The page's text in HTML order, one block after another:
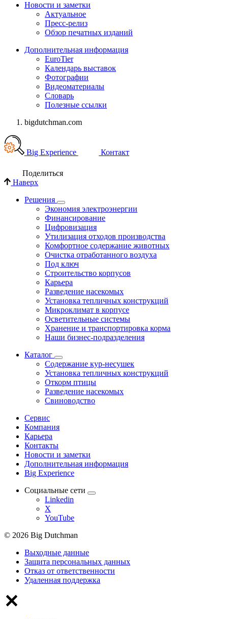
Новости и заметки
Актуальное
Пресс-релиз
Обзор печатных изданий
Дополнительная информация
EuroTier
Календарь выставок
Фотографии
Видеоматериалы
Словарь
Полезные ссылки
bigdutchman.com
Big Experience Контакт
Поделиться
Наверх
Решения
Экономия электроэнергии
Финансирование
Цифровизация
Утилизация отходов производства
Комфортное содержание животных
Очистка отработанного воздуха
Под ключ
Строительство корпусов
Карьера
Разведение насекомых
Установка тепличных конструкций
Микроклимат в корпусе
Осветительные системы
Хранение и транспортировка корма
Наши бизнес-подразделения
Каталог
Содержание кур-несушек
Установка тепличных конструкций
Откорм птицы
Разведение насекомых
Свиноводство
Сервис
Компания
Карьера
Контакты
Новости и заметки
Дополнительная информация
Big Experience
Социальные сети
Linkedin
X
YouTube
© 2026 Big Dutchman
Выходные данные
Защита персональных данных
Отказ от ответственности
Удаленная поддержка